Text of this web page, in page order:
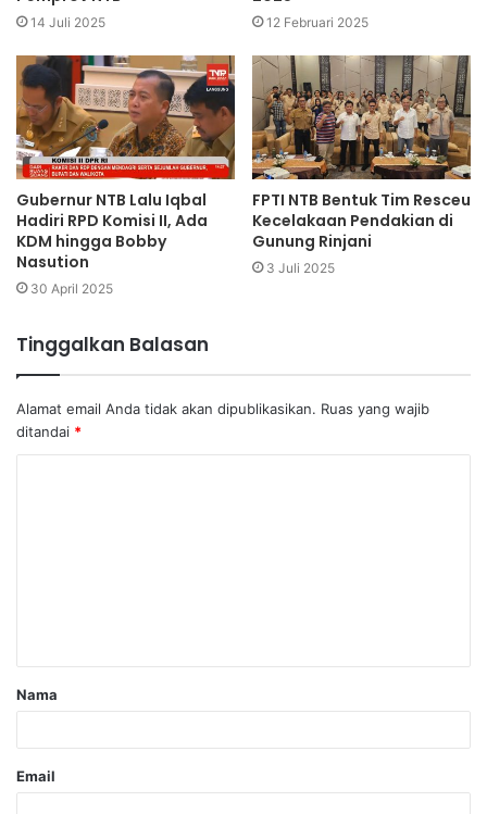
14 Juli 2025 12 Februari 2025
Gubernur NTB Lalu Iqbal
Hadiri RPD Komisi II, Ada
KDM hingga Bobby
Nasution
30 April 2025
FPTI NTB Bentuk Tim Resceu
Kecelakaan Pendakian di
Gunung Rinjani
3 Juli 2025
Tinggalkan Balasan
Alamat email Anda tidak akan dipublikasikan. Ruas yang wajib
ditandai *
Nama
Email